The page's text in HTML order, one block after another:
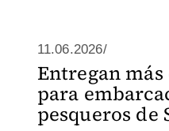
11.06.2026/
Entregan
para
pesqueros de